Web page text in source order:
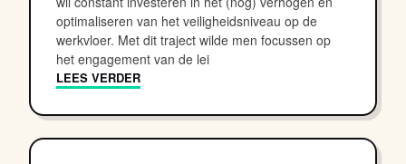
optimaliseren van het veiligheidsniveau op de
werkvloer. Met dit traject wilde men focussen op
het engagement van de lei
LEES VERDER